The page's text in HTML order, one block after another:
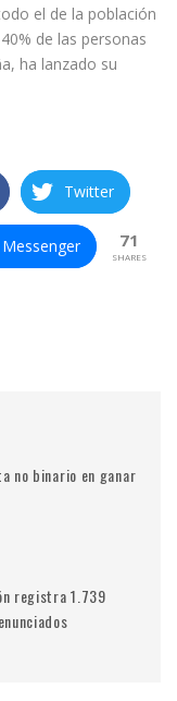
el de la población
de las personas
ha lanzado su
Twitter
Messenger 71
SHARES
no binario en ganar
registra 1.739